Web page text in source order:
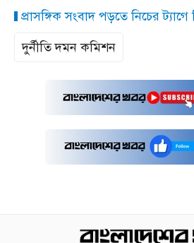
প্রাসঙ্গিক সংবাদ পড়তে নিচের
দুর্নীতি দমন কমিশন